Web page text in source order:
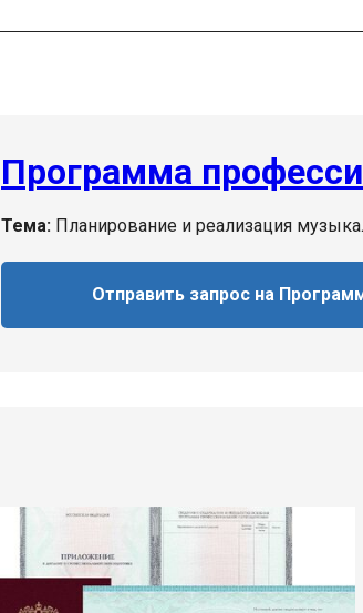
Программа
Тема: Планирование и реализация
Отправить запрос на